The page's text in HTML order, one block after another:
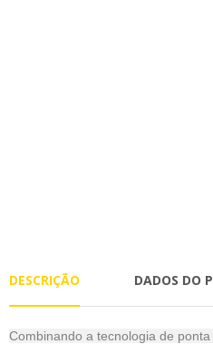
DESCRIÇÃO DADOS DO
Combinando a tecnologia de